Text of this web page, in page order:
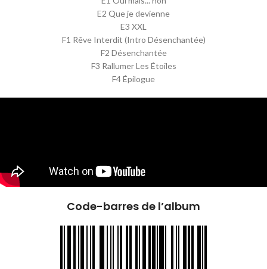
E2 Que je devienne
E3 XXL
F1 Rêve Interdit (Intro Désenchantée)
F2 Désenchantée
F3 Rallumer Les Étoiles
F4 Épilogue
Code-barres de l’album